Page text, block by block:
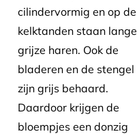
cilindervormig en op de
kelktanden staan lange
grijze haren. Ook de
bladeren en de stengel
zijn grijs behaard.
Daardoor krijgen de
bloempjes een donzig